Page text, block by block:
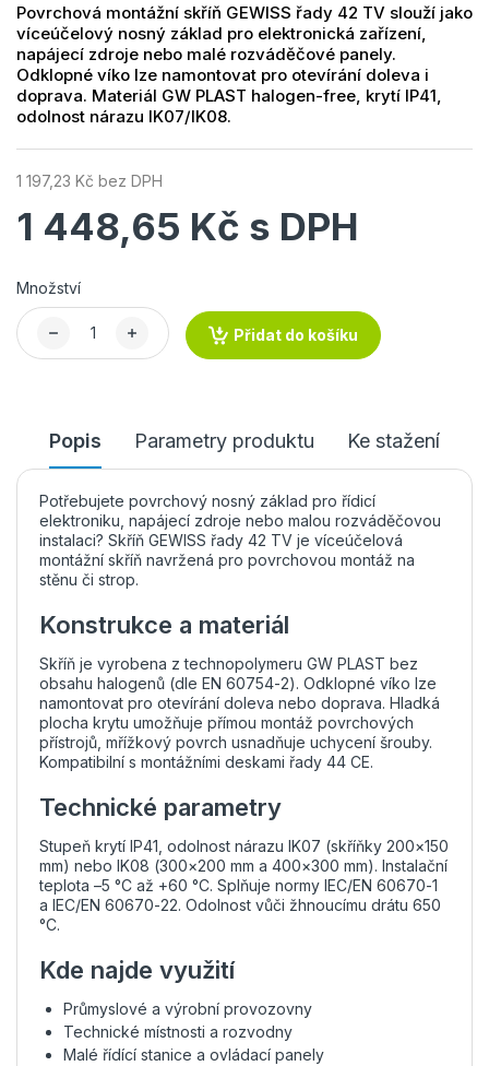
Povrchová montážní skříň GEWISS řady 42 TV slouží jako
víceúčelový nosný základ pro elektronická zařízení,
napájecí zdroje nebo malé rozváděčové panely.
Odklopné víko lze namontovat pro otevírání doleva i
doprava. Materiál GW PLAST halogen-free, krytí IP41,
odolnost nárazu IK07/IK08.
1 197,23 Kč bez DPH
1 448,65 Kč s DPH
Množství
Přidat do košíku
Popis Parametry produktu Ke stažení
Potřebujete povrchový nosný základ pro řídicí
elektroniku, napájecí zdroje nebo malou rozváděčovou
instalaci? Skříň GEWISS řady 42 TV je víceúčelová
montážní skříň navržená pro povrchovou montáž na
stěnu či strop.
Konstrukce a materiál
Skříň je vyrobena z technopolymeru GW PLAST bez
obsahu halogenů (dle EN 60754-2). Odklopné víko lze
namontovat pro otevírání doleva nebo doprava. Hladká
plocha krytu umožňuje přímou montáž povrchových
přístrojů, mřížkový povrch usnadňuje uchycení šrouby.
Kompatibilní s montážními deskami řady 44 CE.
Technické parametry
Stupeň krytí IP41, odolnost nárazu IK07 (skříňky 200×150
mm) nebo IK08 (300×200 mm a 400×300 mm). Instalační
teplota –5 °C až +60 °C. Splňuje normy IEC/EN 60670-1
a IEC/EN 60670-22. Odolnost vůči žhnoucímu drátu 650
°C.
Kde najde využití
Průmyslové a výrobní provozovny
Technické místnosti a rozvodny
Malé řídící stanice a ovládací panely